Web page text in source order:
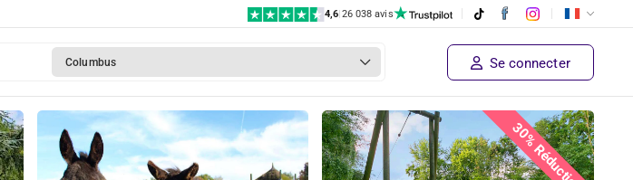
4,6|26 038 avis
Columbus Se connecter
30% Réduction